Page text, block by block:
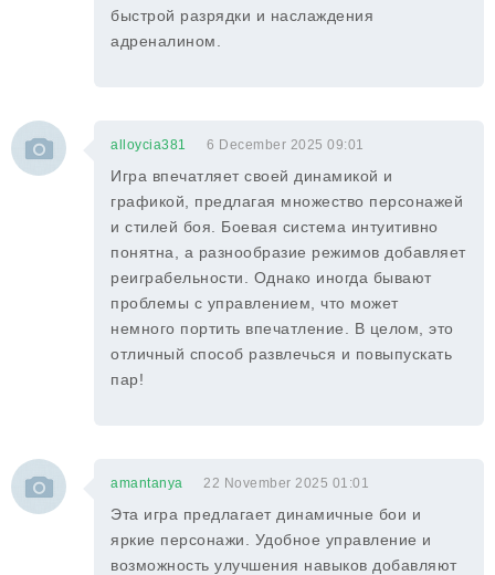
быстрой разрядки и наслаждения
адреналином.
alloycia381 6 December 2025 09:01
Игра впечатляет своей динамикой и
графикой, предлагая множество персонажей
и стилей боя. Боевая система интуитивно
понятна, а разнообразие режимов добавляет
реиграбельности. Однако иногда бывают
проблемы с управлением, что может
немного портить впечатление. В целом, это
отличный способ развлечься и повыпускать
пар!
amantanya 22 November 2025 01:01
Эта игра предлагает динамичные бои и
яркие персонажи. Удобное управление и
возможность улучшения навыков добавляют